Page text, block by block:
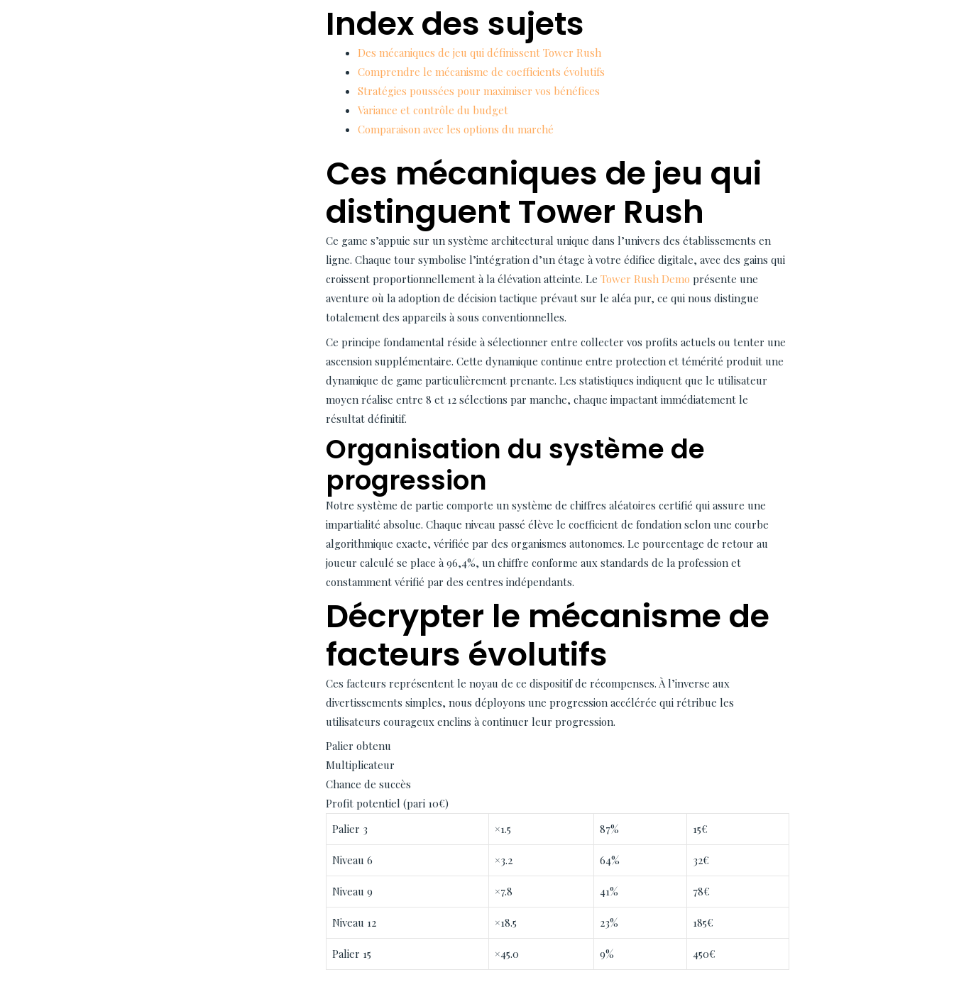
Index des sujets
Des mécaniques de jeu qui définissent Tower Rush
Comprendre le mécanisme de coefficients évolutifs
Stratégies poussées pour maximiser vos bénéfices
Variance et contrôle du budget
Comparaison avec les options du marché
Ces mécaniques de jeu qui
distinguent Tower Rush
Ce game s’appuie sur un système architectural unique dans l’univers des établissements en
ligne. Chaque tour symbolise l’intégration d’un étage à votre édifice digitale, avec des gains qui
croissent proportionnellement à la élévation atteinte. Le Tower Rush Demo présente une
aventure où la adoption de décision tactique prévaut sur le aléa pur, ce qui nous distingue
totalement des appareils à sous conventionnelles.
Ce principe fondamental réside à sélectionner entre collecter vos profits actuels ou tenter une
ascension supplémentaire. Cette dynamique continue entre protection et témérité produit une
dynamique de game particulièrement prenante. Les statistiques indiquent que le utilisateur
moyen réalise entre 8 et 12 sélections par manche, chaque impactant immédiatement le
résultat définitif.
Organisation du système de
progression
Notre système de partie comporte un système de chiffres aléatoires certifié qui assure une
impartialité absolue. Chaque niveau passé élève le coefficient de fondation selon une courbe
algorithmique exacte, vérifiée par des organismes autonomes. Le pourcentage de retour au
joueur calculé se place à 96,4%, un chiffre conforme aux standards de la profession et
constamment vérifié par des centres indépendants.
Décrypter le mécanisme de
facteurs évolutifs
Ces facteurs représentent le noyau de ce dispositif de récompenses. À l’inverse aux
divertissements simples, nous déployons une progression accélérée qui rétribue les
utilisateurs courageux enclins à continuer leur progression.
Palier obtenu
Multiplicateur
Chance de succès
Profit potentiel (pari 10€)
Palier 3
×1.5 87% 15€
Niveau 6 ×3.2 64% 32€
Niveau 9 ×7.8 41% 78€
Niveau 12 ×18.5 23% 185€
Palier 15 ×45.0 9% 450€